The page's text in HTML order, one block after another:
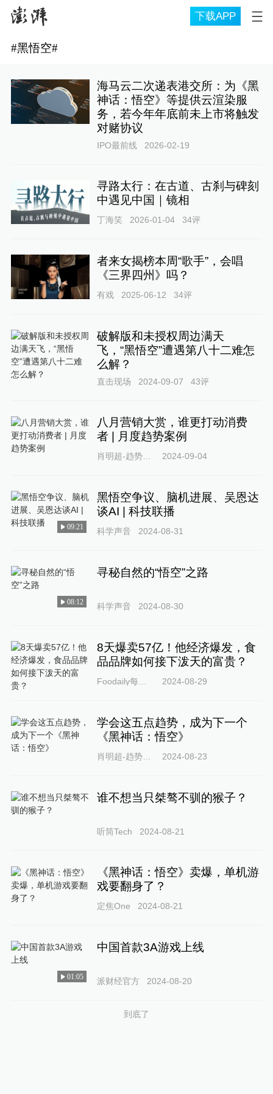
下载APP
#黑悟空#
海马云二次递表港交所：为《黑
神话：悟空》等提供云渲染服
务，若今年年底前未上市将触发
对赌协议
IPO最前线 2026-02-19
寻路太行：在古道、古刹与碑刻
中遇见中国｜镜相
丁海笑 2026-01-04 34评
者来女揭榜本周“歌手”，会唱
《三界四州》吗？
有戏 2025-06-12 34评
破解版和未授权周边满天
飞，“黑悟空”遭遇第八十二难怎
么解？
直击现场 2024-09-07 43评
八月营销大赏，谁更打动消费
者 | 月度趋势案例
肖明超-趋势观察 2024-09-04
09:21
黑悟空争议、脑机进展、吴恩达
谈AI | 科技联播
科学声音 2024-08-31
08:12
寻秘自然的“悟空”之路
科学声音 2024-08-30
8天爆卖57亿！他经济爆发，食
品品牌如何接下泼天的富贵？
Foodaily每日食品 2024-08-29
学会这五点趋势，成为下一个
《黑神话：悟空》
肖明超-趋势观察 2024-08-23
谁不想当只桀骜不驯的猴子？
听筒Tech 2024-08-21
《黑神话：悟空》卖爆，单机游
戏要翻身了？
定焦One 2024-08-21
01:05
中国首款3A游戏上线
派财经官方 2024-08-20
到底了